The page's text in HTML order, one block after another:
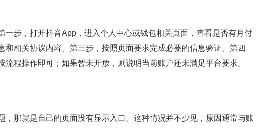
一步，打开抖音App，进入个人中心或钱包相关页面，查看是否有月付
相关协议内容。第三步，按照页面要求完成必要的信息验证。第四
程操作即可；如果暂未开放，则说明当前账户还未满足平台要求。
，那就是自己的页面没有显示入口。这种情况并不少见，原因通常与账